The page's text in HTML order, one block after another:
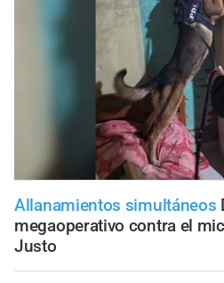
Allanamientos simultáneos
megaoperativo contra el
Justo